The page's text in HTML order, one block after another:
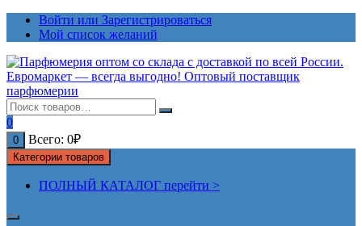
ПерейтиВойти или Зарегистрироваться
Мой список желаний
0
0 Всего: 0₽
Категории товаров
ПОЛНЫЙ КАТАЛОГ перейти >